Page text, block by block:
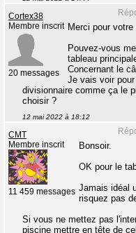
Cortex38
Membre inscrit
20 messages
Merci pour votre
Pouvez-vous
tableau
Concernant le
Je vais voir
divisionnaire comme ça le
choisir ?
12 mai 2022 à 18:12
CMT
Membre inscrit
11 459 messages
Bonsoir.
OK pour le
Jamais idéal
risquez pas
Si vous ne mettez pas
piscine mettre en tête de